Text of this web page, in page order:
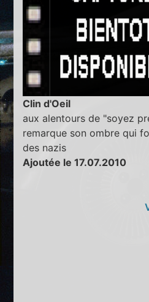
Clin d'Oeil
aux alentours de "soyez
remarque son ombre qui
des nazis
Ajoutée le 17.07.2010